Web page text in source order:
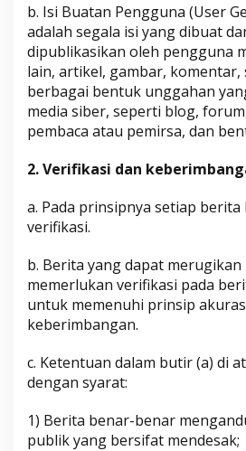
b. Isi Buatan Pengguna (User
adalah segala isi yang dibuat
dipublikasikan oleh pengguna
lain, artikel, gambar, komentar,
berbagai bentuk unggahan
media siber, seperti blog,
pembaca atau pemirsa, dan
2. Verifikasi dan
a. Pada prinsipnya setiap
verifikasi.
b. Berita yang dapat merugikan
memerlukan verifikasi pada
untuk memenuhi prinsip
keberimbangan.
c. Ketentuan dalam butir (a) di
dengan syarat:
1) Berita benar-benar
publik yang bersifat mendesak;